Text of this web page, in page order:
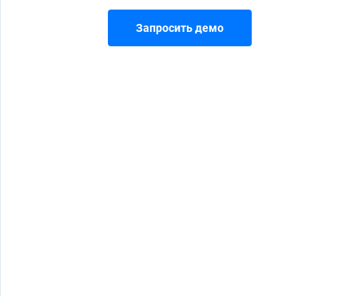
Запросить демо